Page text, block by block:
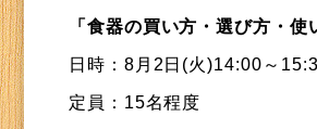
「食器の買い方・選び方・使
日時：8月2日(火)14:00～
定員：15名程度